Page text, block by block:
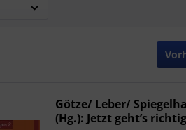
Götze/ Leber/
(Hg.): Jetzt geht’s